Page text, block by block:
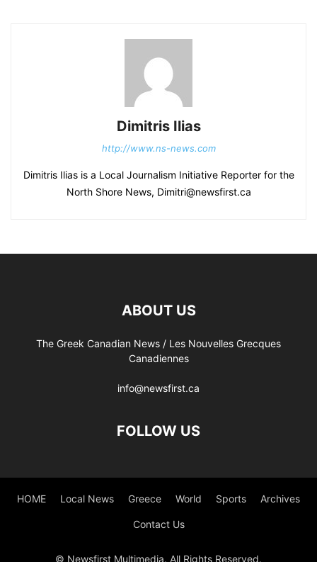
Dimitris Ilias
http://www.ns-news.com
Dimitris Ilias is a Local Journalism Initiative Reporter for the
North Shore News, Dimitri@newsfirst.ca
ABOUT US
The Greek Canadian News / Les Nouvelles Grecques
Canadiennes
info@newsfirst.ca
FOLLOW US
HOME Local News Greece World Sports Archives
Contact Us
© Newsfirst Multimedia. All Rights Reserved.